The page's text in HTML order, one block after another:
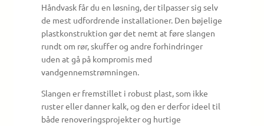
Håndvask får du en løsning, der tilpasser sig selv
de mest udfordrende installationer. Den bøjelige
plastkonstruktion gør det nemt at føre slangen
rundt om rør, skuffer og andre forhindringer
uden at gå på kompromis med
vandgennemstrømningen.
Slangen er fremstillet i robust plast, som ikke
ruster eller danner kalk, og den er derfor ideel til
både renoveringsprojekter og hurtige